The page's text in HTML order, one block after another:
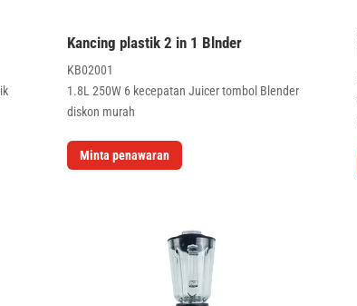
Kancing plastik 2 in 1 Blnder
KB02001
1.8L 250W 6 kecepatan Juicer tombol Blender
diskon murah
Minta penawaran